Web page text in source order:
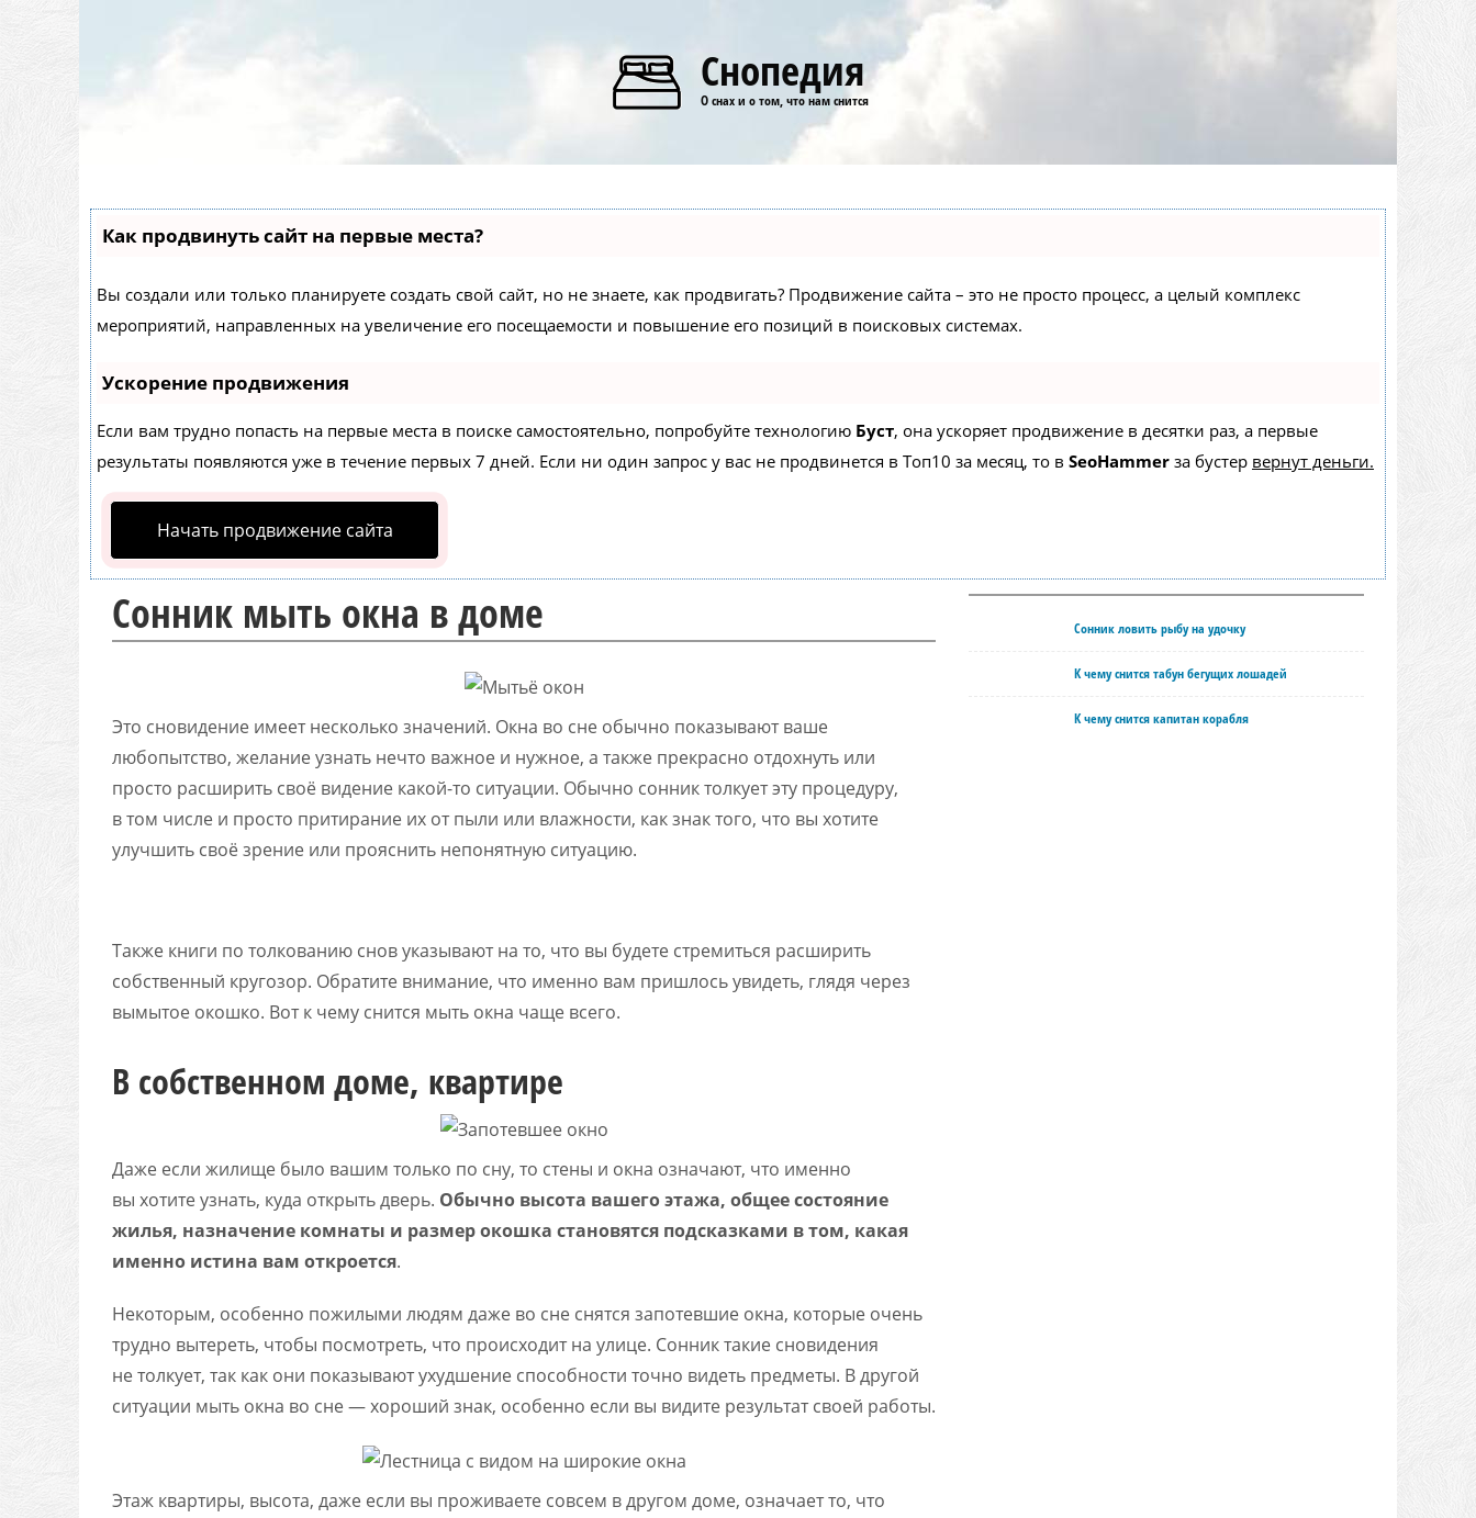
Снопедия
О снах и о том, что нам снится
Как продвинуть сайт на первые места?
Вы создали или только планируете создать свой сайт, но не знаете, как продвигать? Продвижение сайта – это не просто процесс, а целый комплекс
мероприятий, направленных на увеличение его посещаемости и повышение его позиций в поисковых системах.
Ускорение продвижения
Если вам трудно попасть на первые места в поиске самостоятельно, попробуйте технологию Буст, она ускоряет продвижение в десятки раз, а первые
результаты появляются уже в течение первых 7 дней. Если ни один запрос у вас не продвинется в Топ10 за месяц, то в SeoHammer за бустер вернут деньги.
Начать продвижение сайта
Сонник мыть окна в доме
Это сновидение имеет несколько значений. Окна во сне обычно показывают ваше
любопытство, желание узнать нечто важное и нужное, а также прекрасно отдохнуть или
просто расширить своё видение какой-то ситуации. Обычно сонник толкует эту процедуру,
в том числе и просто притирание их от пыли или влажности, как знак того, что вы хотите
улучшить своё зрение или прояснить непонятную ситуацию.
Также книги по толкованию снов указывают на то, что вы будете стремиться расширить
собственный кругозор. Обратите внимание, что именно вам пришлось увидеть, глядя через
вымытое окошко. Вот к чему снится мыть окна чаще всего.
В собственном доме, квартире
Даже если жилище было вашим только по сну, то стены и окна означают, что именно
вы хотите узнать, куда открыть дверь. Обычно высота вашего этажа, общее состояние
жилья, назначение комнаты и размер окошка становятся подсказками в том, какая
именно истина вам откроется.
Некоторым, особенно пожилыми людям даже во сне снятся запотевшие окна, которые очень
трудно вытереть, чтобы посмотреть, что происходит на улице. Сонник такие сновидения
не толкует, так как они показывают ухудшение способности точно видеть предметы. В другой
ситуации мыть окна во сне — хороший знак, особенно если вы видите результат своей работы.
Этаж квартиры, высота, даже если вы проживаете совсем в другом доме, означает то, что
Сонник ловить рыбу на удочку
К чему снится табун бегущих лошадей
К чему снится капитан корабля